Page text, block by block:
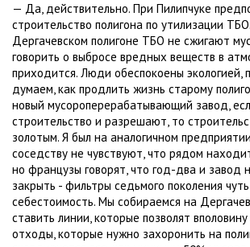
— Да, действительно. При Пилипчуке
строительство полигона по утилизации
Дергачевском полигоне ТБО не сжигают
говорить о выбросе вредных веществ в
приходится. Люди обеспокоены экологией,
думаем, как продлить жизнь старому
новый мусороперерабатывающий завод,
строительство и разрешают, то
золотым. Я был на аналогичном
соседству не чувствуют, что рядом
но французы говорят, что год-два и завод
закрыть - фильтры седьмого поколения
себестоимость. Мы собираемся на
ставить линии, которые позволят
отходы, которые нужно захоронить на